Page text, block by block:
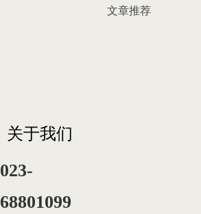
文章推荐
关于我们
023-
68801099